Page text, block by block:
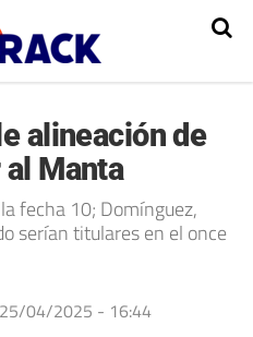
alineación de
Manta
fecha 10; Domínguez,
serían titulares en el once
25/04/2025 - 16:44